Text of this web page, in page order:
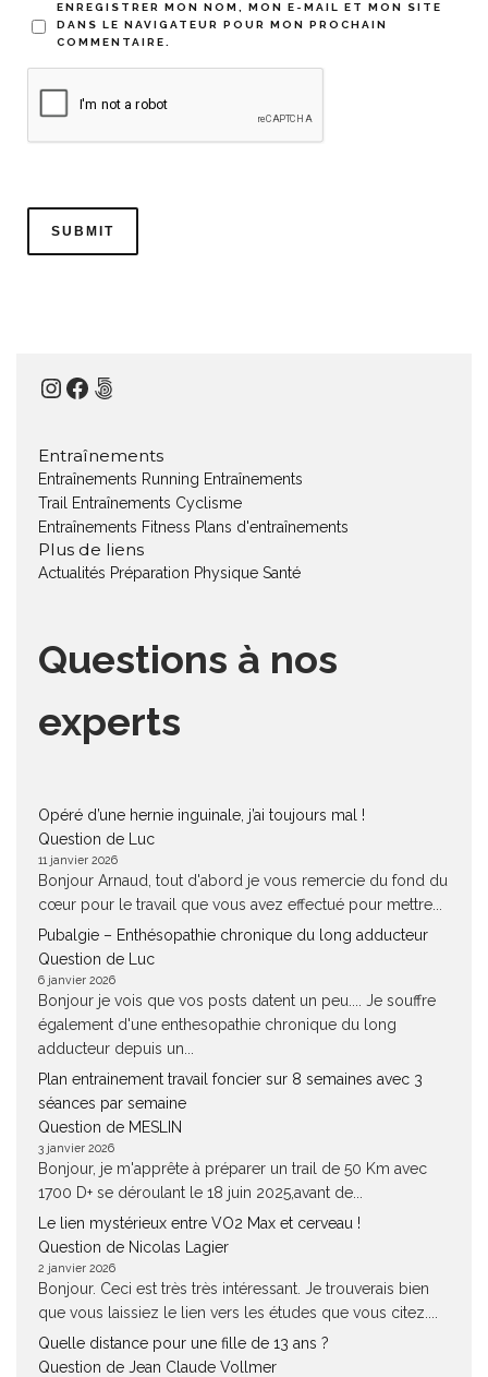
ENREGISTRER MON NOM, MON E-MAIL ET MON SITE
DANS LE NAVIGATEUR POUR MON PROCHAIN
COMMENTAIRE.
Instagram
Facebook
500px
Entraînements
Entraînements Running Entraînements
Trail
Entraînements Cyclisme
Entraînements Fitness Plans d'entraînements
Plus de liens
Actualités Préparation Physique Santé
Questions à nos
experts
Opéré d’une hernie inguinale, j’ai toujours mal !
Question de Luc
11 janvier 2026
Bonjour Arnaud, tout d'abord je vous remercie du fond du
cœur pour le travail que vous avez effectué pour mettre...
Pubalgie – Enthésopathie chronique du long adducteur
Question de Luc
6 janvier 2026
Bonjour je vois que vos posts datent un peu.... Je souffre
également d'une enthesopathie chronique du long
adducteur depuis un...
Plan entrainement travail foncier sur 8 semaines avec 3
séances par semaine
Question de MESLIN
3 janvier 2026
Bonjour, je m'apprête à préparer un trail de 50 Km avec
1700 D+ se déroulant le 18 juin 2025,avant de...
Le lien mystérieux entre VO2 Max et cerveau !
Question de Nicolas Lagier
2 janvier 2026
Bonjour. Ceci est très très intéressant. Je trouverais bien
que vous laissiez le lien vers les études que vous citez....
Quelle distance pour une fille de 13 ans ?
Question de Jean Claude Vollmer